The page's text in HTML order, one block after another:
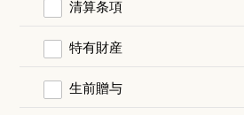
清算条項
特有財産
生前贈与